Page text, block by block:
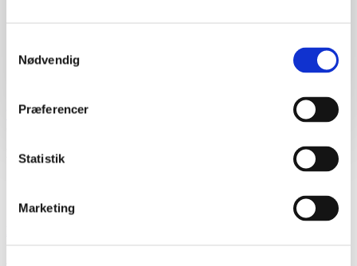
Nødvendig
Præferencer
Statistik
Marketing
Back to Blog
RelatedPosts